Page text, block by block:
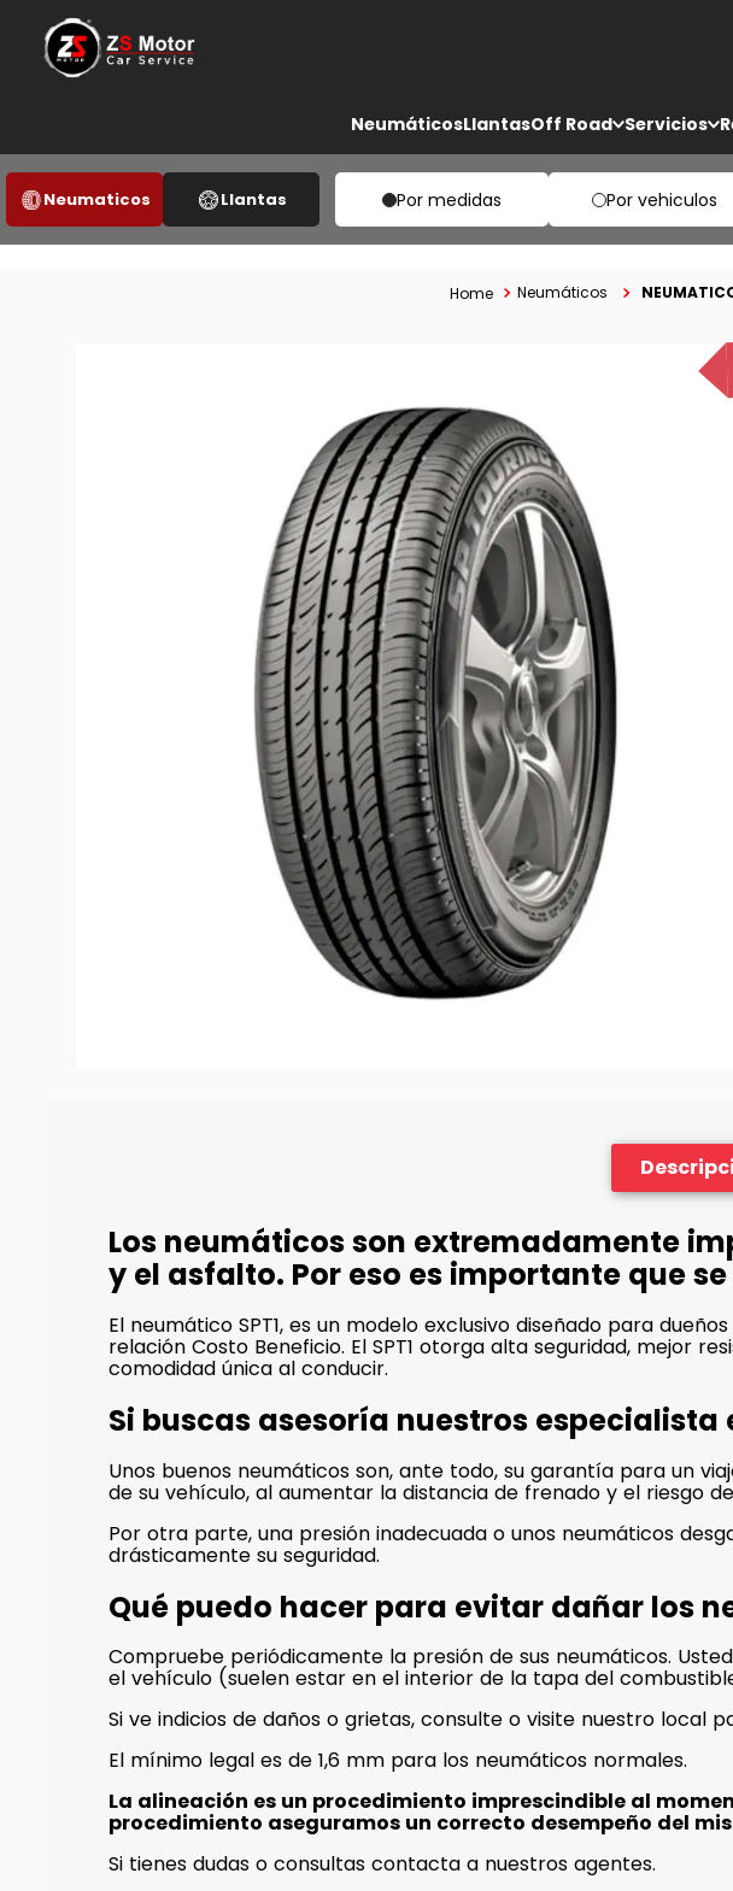
NeumáticosLlantasOff Road Servicios
Neumaticos Llantas Por medidas Por vehiculos
Neumáticos
Los neumáticos son extremadamente
y el asfalto. Por eso es importante que
El neumático SPT1, es un modelo exclusivo diseñado para
relación Costo Beneficio. El SPT1 otorga alta seguridad, mejor
comodidad única al conducir.
Si buscas asesoría nuestros
Unos buenos neumáticos son, ante todo, su garantía para un
de su vehículo, al aumentar la distancia de frenado y el riesgo
Por otra parte, una presión inadecuada o unos neumáticos
drásticamente su seguridad.
Qué puedo hacer para evitar dañar los
Compruebe periódicamente la presión de sus neumáticos.
el vehículo (suelen estar en el interior de la tapa del
Si ve indicios de daños o grietas, consulte o visite nuestro local
El mínimo legal es de 1,6 mm para los neumáticos normales.
La alineación es un procedimiento imprescindible al
procedimiento aseguramos un correcto desempeño del
Si tienes dudas o consultas contacta a nuestros agentes.
3.
225